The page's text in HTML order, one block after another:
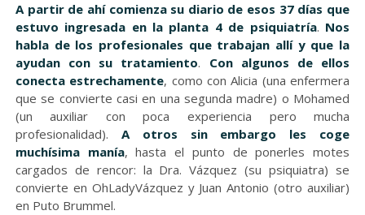
A partir de ahí comienza su diario de esos 37 días que
estuvo ingresada en la planta 4 de psiquiatría. Nos
habla de los profesionales que trabajan allí y que la
ayudan con su tratamiento. Con algunos de ellos
conecta estrechamente, como con Alicia (una enfermera
que se convierte casi en una segunda madre) o Mohamed
(un auxiliar con poca experiencia pero mucha
profesionalidad). A otros sin embargo les coge
muchísima manía, hasta el punto de ponerles motes
cargados de rencor: la Dra. Vázquez (su psiquiatra) se
convierte en OhLadyVázquez y Juan Antonio (otro auxiliar)
en Puto Brummel.